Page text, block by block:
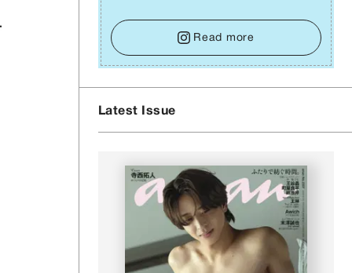
ても、あれこれ迷う必要はありません。余計なノイ
ズをそっと⼿放し、⽬の前のことに集中しましょ
う。そのブレない決意が、あなたにとって有意義
で安定した成果を引き寄せます。
Read more
Latest Issue